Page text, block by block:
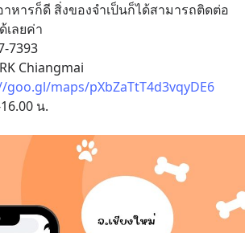
หารก็ดี สิ่งของจำเป็นก็ได้สามารถติดต่อ
เลยค่า
7393
Chiangmai
goo.gl/maps/pXbZaTtT4d3vqyDE6
น.